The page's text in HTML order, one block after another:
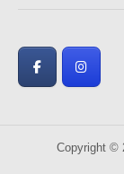
Copyright ©